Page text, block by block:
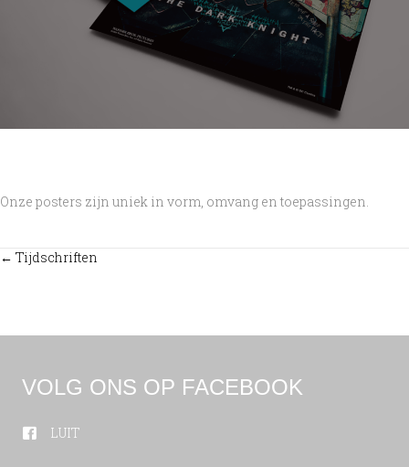
Onze posters zijn uniek in vorm, omvang en toepassingen.
POSTS
← Tijdschriften
VOLG ONS OP FACEBOOK
LUIT